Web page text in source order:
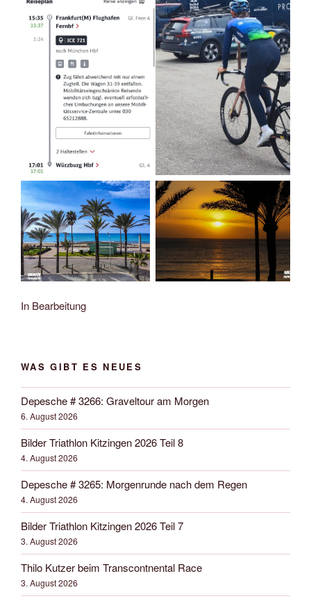
In Bearbeitung
WAS GIBT ES NEUES
Depesche # 3266: Graveltour am Morgen
6. August 2026
Bilder Triathlon Kitzingen 2026 Teil 8
4. August 2026
Depesche # 3265: Morgenrunde nach dem Regen
4. August 2026
Bilder Triathlon Kitzingen 2026 Teil 7
3. August 2026
Thilo Kutzer beim Transcontnental Race
3. August 2026